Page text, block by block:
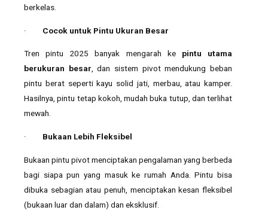
berkelas.
· Cocok untuk Pintu Ukuran Besar
Tren pintu 2025 banyak mengarah ke pintu utama
berukuran besar, dan sistem pivot mendukung beban
pintu berat seperti kayu solid jati, merbau, atau kamper.
Hasilnya, pintu tetap kokoh, mudah buka tutup, dan terlihat
mewah.
· Bukaan Lebih Fleksibel
Bukaan pintu pivot menciptakan pengalaman yang berbeda
bagi siapa pun yang masuk ke rumah Anda. Pintu bisa
dibuka sebagian atau penuh, menciptakan kesan fleksibel
(bukaan luar dan dalam) dan eksklusif.